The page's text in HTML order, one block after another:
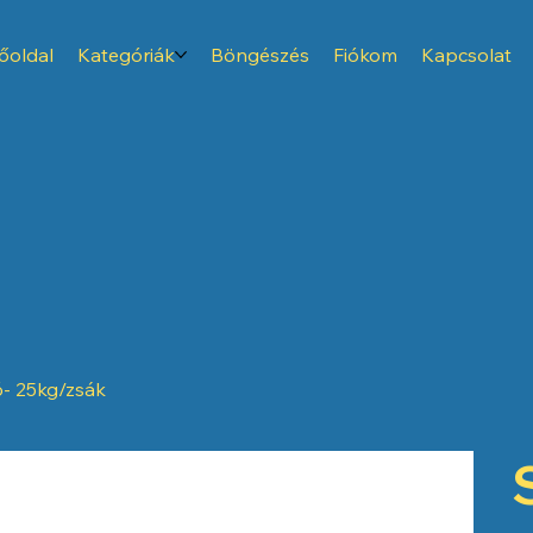
Kategóriák Böngészés Fiókom Kapcsolat
25kg/zsák